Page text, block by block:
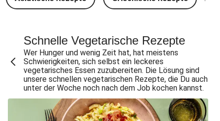
Japanische Aubergine mit Miso-Glasur
Scharfe Linsensuppe mit Bio-Feta und veganen
Filetstücken
Scharfe Marokkanische Linsensuppe mit Bio-Feta
Vegane Beyond Meat Frikadelle mit Zwiebelsoße
Spätzle in Camembert-Creme-Soße
One Pan: Pikante Reispfanne nach Jambalaya-Art
Schnelle Vegetarische Rezepte
Wer Hunger und wenig Zeit hat, hat meistens
Schwierigkeiten, sich selbst ein leckeres
vegetarisches Essen zuzubereiten. Die Lösung sind
unsere schnellen vegetarischen Rezepte, die Du auch
unter der Woche noch nach dem Job kochen kannst.